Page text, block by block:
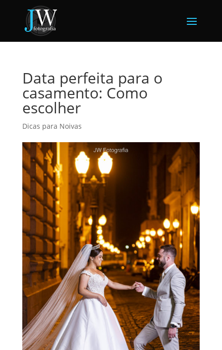
Data perfeita para o
casamento: Como
escolher
Dicas para Noivas